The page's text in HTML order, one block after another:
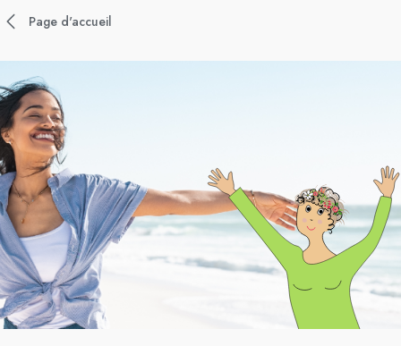
Page d'accueil